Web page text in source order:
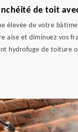
de toit
élevée de votre
et diminuez vos
hydrofuge de toiture